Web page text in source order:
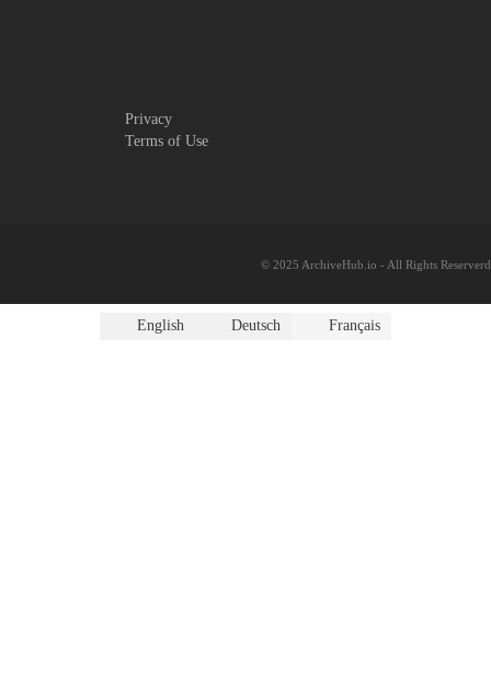
Privacy
Terms of Use
© 2025 ArchiveHub.io - All Rights Reserverd
English Deutsch Français